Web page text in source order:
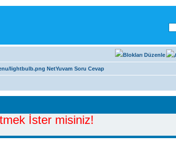
NetYuvam Soru Cevap
İster misiniz!